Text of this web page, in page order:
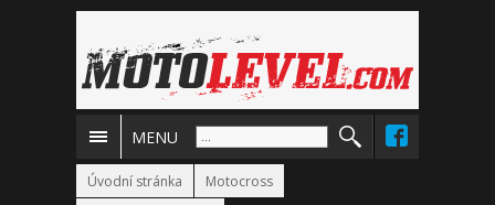
MENU
Úvodní stránka
Motocross